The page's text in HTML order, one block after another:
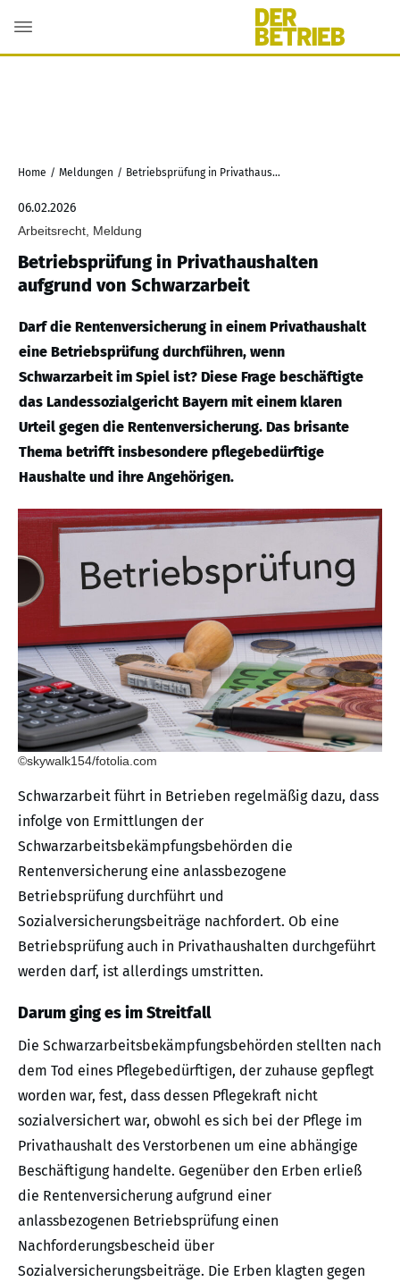
Home / Meldungen / Betriebsprüfung in Privathaushalten aufgrund von Schwarzarbeit
06.02.2026
Arbeitsrecht, Meldung
Betriebsprüfung in Privathaushalten
aufgrund von Schwarzarbeit
Darf die Rentenversicherung in einem Privathaushalt
eine Betriebsprüfung durchführen, wenn
Schwarzarbeit im Spiel ist? Diese Frage beschäftigte
das Landessozialgericht Bayern mit einem klaren
Urteil gegen die Rentenversicherung. Das brisante
Thema betrifft insbesondere pflegebedürftige
Haushalte und ihre Angehörigen.
©skywalk154/fotolia.com
Schwarzarbeit führt in Betrieben regelmäßig dazu, dass
infolge von Ermittlungen der
Schwarzarbeitsbekämpfungsbehörden die
Rentenversicherung eine anlassbezogene
Betriebsprüfung durchführt und
Sozialversicherungsbeiträge nachfordert. Ob eine
Betriebsprüfung auch in Privathaushalten durchgeführt
werden darf, ist allerdings umstritten.
Darum ging es im Streitfall
Die Schwarzarbeitsbekämpfungsbehörden stellten nach
dem Tod eines Pflegebedürftigen, der zuhause gepflegt
worden war, fest, dass dessen Pflegekraft nicht
sozialversichert war, obwohl es sich bei der Pflege im
Privathaushalt des Verstorbenen um eine abhängige
Beschäftigung handelte. Gegenüber den Erben erließ
die Rentenversicherung aufgrund einer
anlassbezogenen Betriebsprüfung einen
Nachforderungsbescheid über
Sozialversicherungsbeiträge. Die Erben klagten gegen